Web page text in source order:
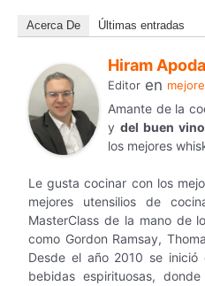
Acerca De Últimas entradas
Hiram
Editor en
Amante de la
y del buen vino
los mejores
Le gusta cocinar con los
mejores utensilios de
MasterClass de la mano de
como Gordon Ramsay,
Desde el año 2010 se
bebidas espirituosas,